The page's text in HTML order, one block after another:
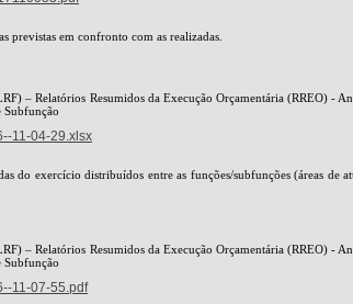
previstas em confronto com as realizadas.
– Relatórios Resumidos da Execução Orçamentária (RREO) -
Subfunção
11-04-29.xlsx
do exercício distribuídos entre as funções/subfunções (áreas de
– Relatórios Resumidos da Execução Orçamentária (RREO) -
Subfunção
11-07-55.pdf